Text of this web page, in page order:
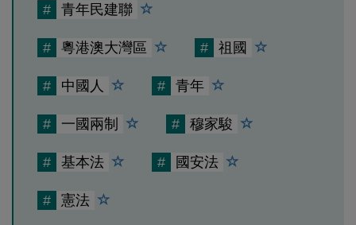
# 青年民建聯
# 粵港澳大灣區 # 祖國
# 中國人 # 青年
# 一國兩制 # 穆家駿
# 基本法 # 國安法
# 憲法